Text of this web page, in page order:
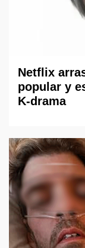
Netflix
popular y
K-drama